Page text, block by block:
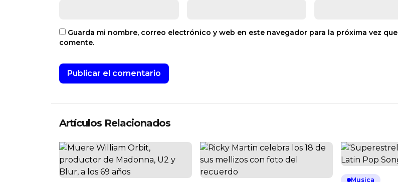
Guarda mi nombre, correo electrónico y web en este navegador para la próxima vez que
comente.
Artículos Relacionados
Musica